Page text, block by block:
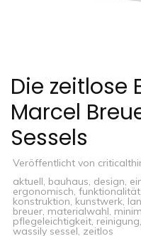
Die zeitlose
Marcel
Sessels
Veröffentlicht von
aktuell, bauhaus, design,
ergonomisch, funktionalität
konstruktion, kunstwerk,
breuer, materialwahl,
pflegeleichtigkeit, reinigung,
wassily sessel, zeitlos